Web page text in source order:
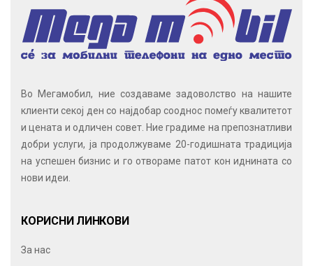
Во Мегамобил, ние создаваме задоволство на нашите
клиенти секој ден со најдобар сооднос помеѓу квалитетот
и цената и одличен совет. Ние градиме на препознатливи
добри услуги, ја продолжуваме 20-годишната традиција
на успешен бизнис и го отвораме патот кон иднината со
нови идеи.
КОРИСНИ ЛИНКОВИ
За нас